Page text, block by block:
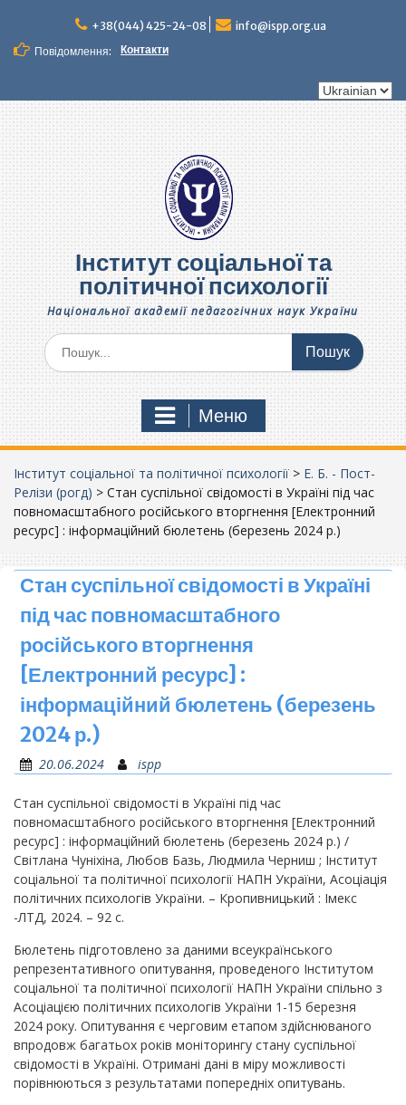
вмісту
+38(044) 425-24-08
info@ispp.org.ua
Повідомлення:
Контакти
Вибрати
Інститут соціальної та
політичної психології
Національної академії педагогічних наук України
Шукати:
Меню
Інститут соціальної та політичної психології > Е. Б. - Пост-
Релізи (рогд) > Стан суспільної свідомості в Україні під час
повномасштабного російського вторгнення [Електронний
ресурс] : інформаційний бюлетень (березень 2024 р.)
Стан суспільної свідомості в Україні
під час повномасштабного
російського вторгнення
[Електронний ресурс] :
інформаційний бюлетень (березень
2024 р.)
20.06.2024 ispp
Стан суспільної свідомості в Україні під час
повномасштабного російського вторгнення [Електронний
ресурс] : інформаційний бюлетень (березень 2024 р.) /
Світлана Чуніхіна, Любов Базь, Людмила Черниш ; Інститут
соціальної та політичної психології НАПН України, Асоціація
політичних психологів України. – Кропивницький : Імекс
-ЛТД, 2024. – 92 с.
Бюлетень підготовлено за даними всеукраїнського
репрезентативного опитування, проведеного Інститутом
соціальної та політичної психології НАПН України спільно з
Асоціацією політичних психологів України 1-15 березня
2024 року. Опитування є черговим етапом здійснюваного
впродовж багатьох років моніторингу стану суспільної
свідомості в Україні. Отримані дані в міру можливості
порівнюються з результатами попередніх опитувань.